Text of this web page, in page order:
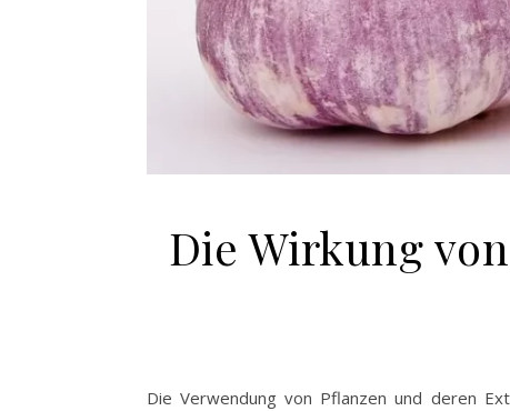
Die Wirkung
Die Verwendung von Pflanzen und deren